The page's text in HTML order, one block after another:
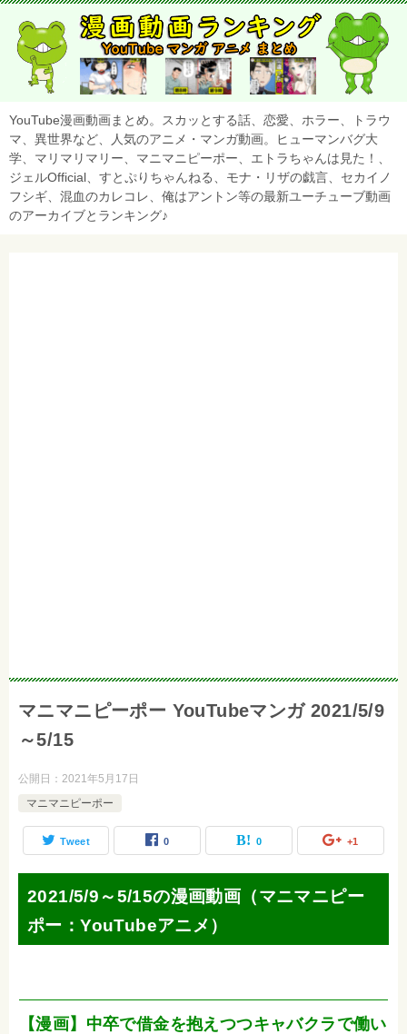
YouTube漫画動画まとめ。スカッとする話、恋愛、ホラー、トラウ
マ、異世界など、人気のアニメ・マンガ動画。ヒューマンバグ大
学、マリマリマリー、マニマニピーポー、エトラちゃんは見た！、
ジェルOfficial、すとぷりちゃんねる、モナ・リザの戯言、セカイノ
フシギ、混血のカレコレ、俺はアントン等の最新ユーチューブ動画
のアーカイブとランキング♪
マニマニピーポー YouTubeマンガ 2021/5/9
～5/15
公開日： 2021年5月17日
マニマニピーポー
Tweet 0 0 +1
2021/5/9～5/15の漫画動画（マニマニピー
ポー：YouTubeアニメ）
【漫画】中卒で借金を抱えつつキャバクラで働い